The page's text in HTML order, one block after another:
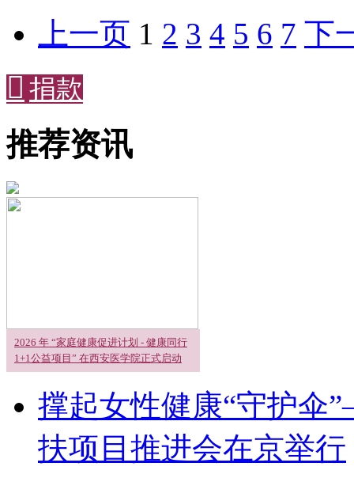
上一页 1 2 3 4 5 6 7 下
 捐款
推荐资讯
2026 年 “家庭健康促进计划 - 健康同行
1+1公益项目” 在西安医学院正式启动
撑起女性健康“守护伞
扶项目推进会在京举行